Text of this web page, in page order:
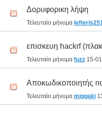
Δορυφορικη λήψη
Τελευταίο μήνυμα
επισκευη hackrf
Τελευταίο μήνυμα fuzz 15-
Αποκωδικοποιητής
Τελευταίο μήνυμα miggaki